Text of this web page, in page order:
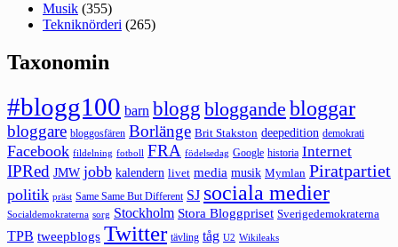
Musik (355)
Tekniknörderi (265)
Taxonomin
#blogg100 barn blogg bloggande bloggar
bloggare bloggosfären Borlänge Brit Stakston deepedition demokrati
Facebook fildelning fotboll FRA födelsedag Google historia Internet
IPRed JMW jobb kalendern livet media musik Mymlan Piratpartiet
politik präst Same Same But Different SJ sociala medier
Socialdemokraterna sorg Stockholm Stora Bloggpriset Sverigedemokraterna
TPB tweepblogs Twitter tävling tåg U2 Wikileaks